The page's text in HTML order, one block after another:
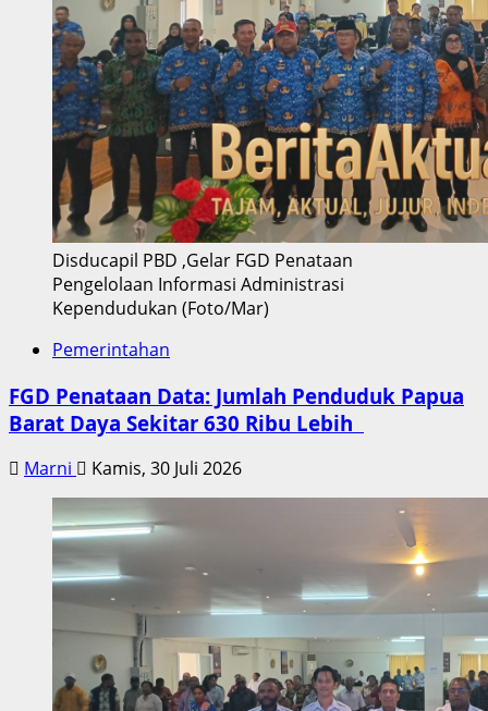
Disducapil PBD ,Gelar FGD Penataan
Pengelolaan Informasi Administrasi
Kependudukan (Foto/Mar)
Pemerintahan
FGD Penataan Data: Jumlah Penduduk Papua
Barat Daya Sekitar 630 Ribu Lebih
Marni Kamis, 30 Juli 2026